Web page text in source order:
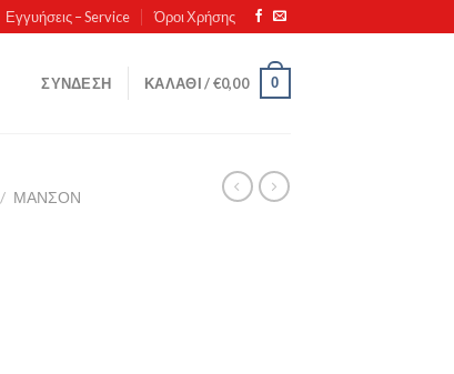
Εγγυήσεις – Service Όροι Χρήσης
ΣΎΝΔΕΣΗ ΚΑΛΆΘΙ /€0,00 0
/ ΜΑΝΣΌΝ